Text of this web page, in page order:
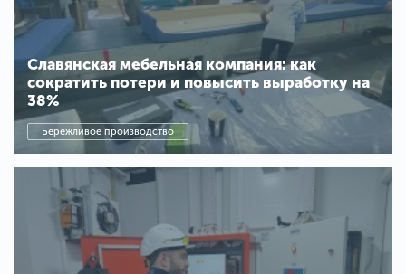
Славянская мебельная компания: как
сократить потери и повысить выработку на
38%
Бережливое производство